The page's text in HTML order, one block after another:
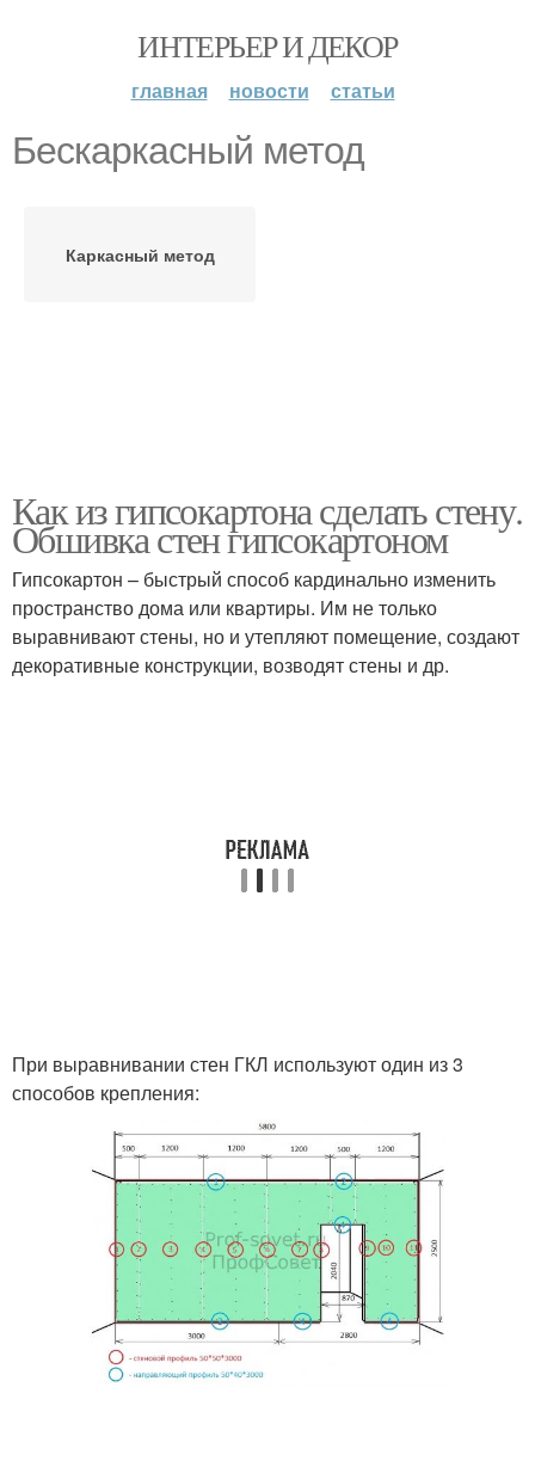
ИНТЕРЬЕР И ДЕКОР
главная новости статьи
Бескаркасный метод
Каркасный метод
Как из гипсокартона сделать стену.
Обшивка стен гипсокартоном
Гипсокартон – быстрый способ кардинально изменить
пространство дома или квартиры. Им не только
выравнивают стены, но и утепляют помещение, создают
декоративные конструкции, возводят стены и др.
При выравнивании стен ГКЛ используют один из 3
способов крепления: